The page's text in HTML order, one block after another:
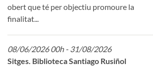
obert que té per objectiu promoure la
finalitat...
08/06/2026 00h - 31/08/2026
Sitges. Biblioteca Santiago Rusiñol